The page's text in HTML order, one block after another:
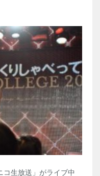
生放送」がライブ中